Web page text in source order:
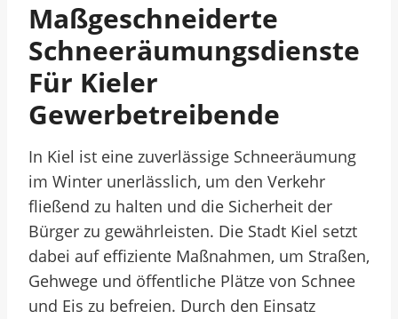
Maßgeschneiderte
Schneeräumungsdienste
Für Kieler
Gewerbetreibende
In Kiel ist eine zuverlässige Schneeräumung
im Winter unerlässlich, um den Verkehr
fließend zu halten und die Sicherheit der
Bürger zu gewährleisten. Die Stadt Kiel setzt
dabei auf effiziente Maßnahmen, um Straßen,
Gehwege und öffentliche Plätze von Schnee
und Eis zu befreien. Durch den Einsatz